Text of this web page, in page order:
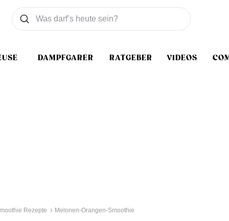
DAMPFGARER RATGEBER VIDEOS
Was wollen Sie suchen
Suchen
Rezepte Melonen-Orangen-Smoothie